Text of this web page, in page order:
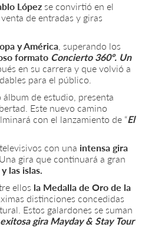
López se convirtió en el
de entradas y giras
y América , superando los
formato Concierto 360º. Un
en su carrera y que volvió a
para el público.
de estudio, presenta
Este nuevo camino
con el lanzamiento de “El
con una intensa gira
gira que continuará a gran
las islas.
ellos la Medalla de Oro de la
distinciones concedidas
Estos galardones se suman
gira Mayday & Stay Tour